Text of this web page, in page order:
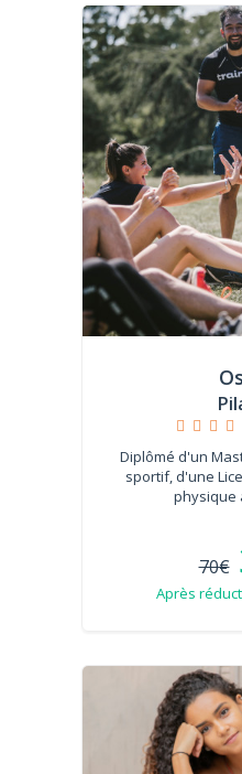
Diplômé d'un
sportif, d'une
physique
70€
Après